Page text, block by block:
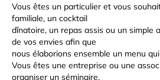
Vous êtes un particulier et vous
familiale, un cocktail
dînatoire, un repas assis ou un
de vos envies afin que
nous élaborions ensemble un menu
Vous êtes une entreprise ou une
organiser un séminaire,